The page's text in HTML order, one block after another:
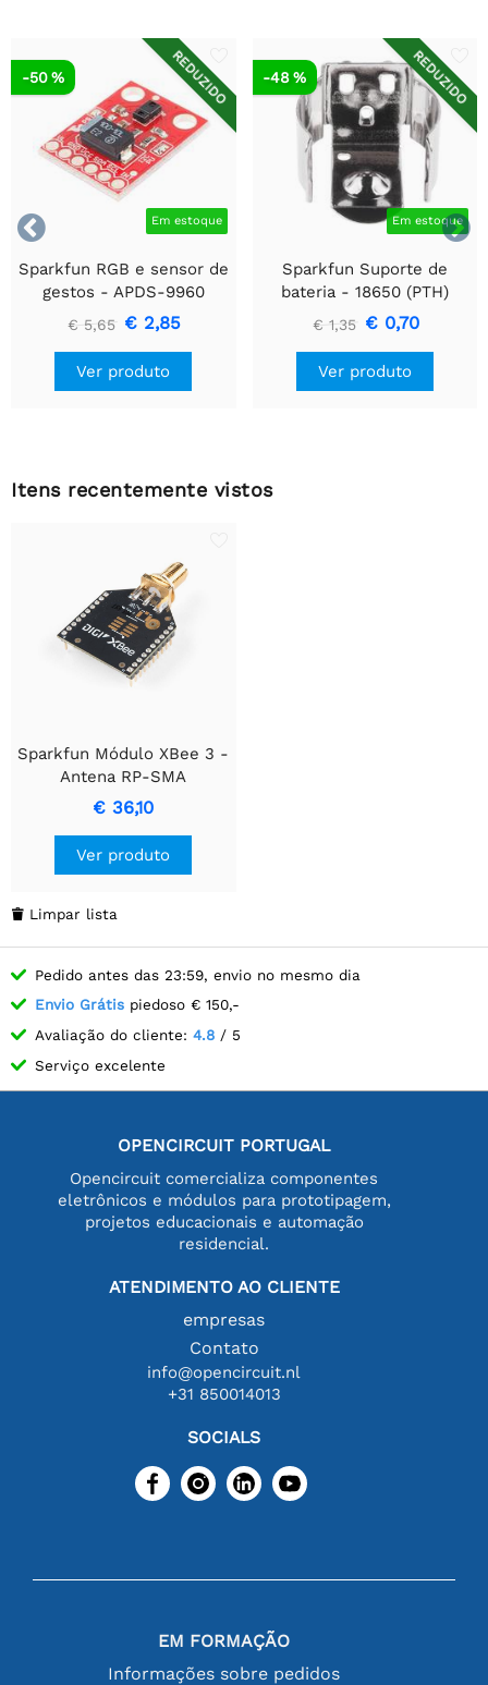


REDUZIDO
Em estoque
-50 %
Sparkfun RGB e sensor de
gestos - APDS-9960
€ 5,65 € 2,85
Ver produto
REDUZIDO
Em estoque
-48 %
Sparkfun Suporte de
bateria - 18650 (PTH)
€ 1,35 € 0,70
Ver produto
Itens recentemente vistos
Sparkfun Módulo XBee 3 -
Antena RP-SMA
€ 36,10
Ver produto
 Limpar lista
Pedido antes das 23:59, envio no mesmo dia
Envio Grátis piedoso € 150,-
Avaliação do cliente: 4.8 / 5
Serviço excelente
OPENCIRCUIT PORTUGAL
Opencircuit comercializa componentes
eletrônicos e módulos para prototipagem,
projetos educacionais e automação
residencial.
ATENDIMENTO AO CLIENTE
empresas
Contato
info@opencircuit.nl
+31 850014013
SOCIALS
EM FORMAÇÃO
Informações sobre pedidos